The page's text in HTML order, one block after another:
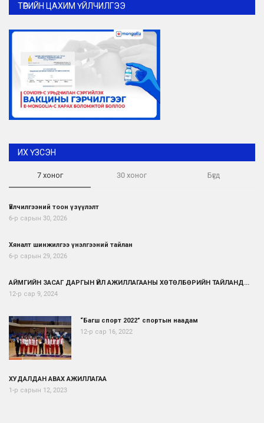
ТӨРИЙН ЦАХИМ ҮЙЛЧИЛГЭЭ
ИХ ҮЗСЭН
7 хоног 30 хоног Бүгд
Үйлчилгээний тоон үзүүлэлт
6-р сарын 30, 2026
Хяналт шинжилгээ үнэлгээний тайлан
6-р сарын 29, 2026
АЙМГИЙН ЗАСАГ ДАРГЫН ҮЙЛ АЖИЛЛАГААНЫ ХӨТӨЛБӨРИЙН ТАЙЛАНД...
12-р сар 9, 2024
“Багш спорт 2022” спортын наадам
12-р сар 16, 2022
ХУДАЛДАН АВАХ АЖИЛЛАГАА
1-р сарын 12, 2023